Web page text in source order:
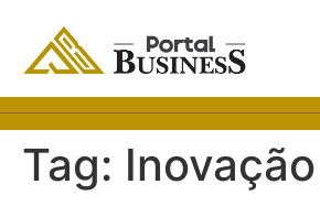
Tag: Inovação